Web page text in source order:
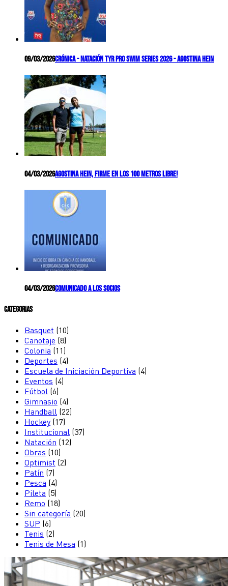
09/03/2026Crónica - Natación TYR Pro Swim Series 2026 - Agostina Hein
04/03/2026Agostina Hein, firme en los 100 metros libre!
04/03/2026Comunicado a los socios
Categorias
Basquet (10)
Canotaje (8)
Colonia (11)
Deportes (4)
Escuela de Iniciación Deportiva (4)
Eventos (4)
Fútbol (6)
Gimnasio (4)
Handball (22)
Hockey (17)
Institucional (37)
Natación (12)
Obras (10)
Optimist (2)
Patín (7)
Pesca (4)
Pileta (5)
Remo (18)
Sin categoría (20)
SUP (6)
Tenis (2)
Tenis de Mesa (1)